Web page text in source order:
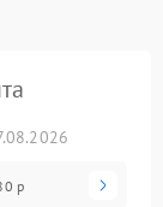
р